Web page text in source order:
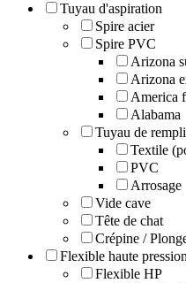
Tuyau d'aspiration
Spire acier
Spire PVC
Arizona
Arizona
America
Alabama
Tuyau de
Textile
PVC
Arrosage
Vide cave
Tête de chat
Crépine /
Flexible haute pression
Flexible HP